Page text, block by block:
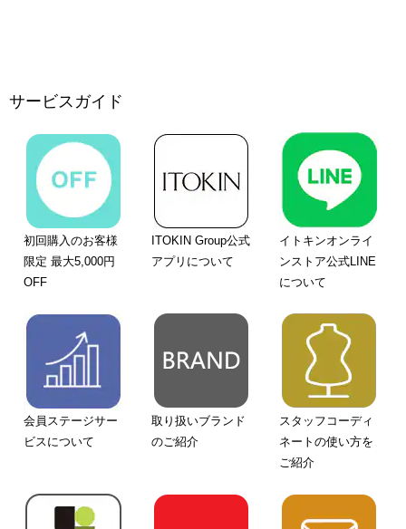
サービスガイド
初回購入のお客様
限定 最大5,000円
OFF
ITOKIN Group公式
アプリについて
イトキンオンライ
ンストア公式LINE
について
会員ステージサー
ビスについて
取り扱いブランド
のご紹介
スタッフコーディ
ネートの使い方を
ご紹介